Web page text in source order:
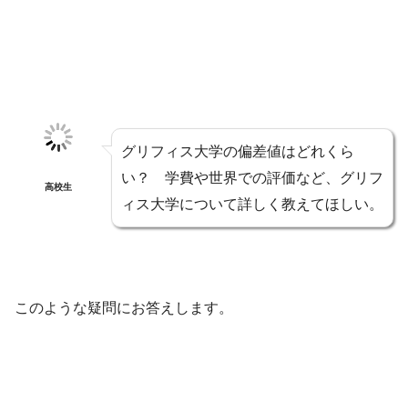
高校生
グリフィス大学の偏差値はどれくら
い？ 学費や世界での評価など、グリフ
ィス大学について詳しく教えてほしい。
このような疑問にお答えします。